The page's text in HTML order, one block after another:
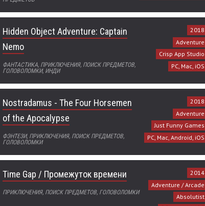
Hidden Object Adventure: Captain
Nemo
ФАНТАСТИКА, ПРИКЛЮЧЕНИЯ, ПОИСК ПРЕДМЕТОВ,
ГОЛОВОЛОМКИ, ИНДИ
2018
Adventure
Crisp App Studio
PC, Mac, iOS
Nostradamus - The Four Horsemen
of the Apocalypse
ФЭНТЕЗИ, ПРИКЛЮЧЕНИЯ, ПОИСК ПРЕДМЕТОВ,
ГОЛОВОЛОМКИ
2018
Adventure
Just Funny Games
PC, Mac, Android, iOS
Time Gap / Промежуток времени
ПРИКЛЮЧЕНИЯ, ПОИСК ПРЕДМЕТОВ, ГОЛОВОЛОМКИ
2014
Adventure / Arcade
Absolutist